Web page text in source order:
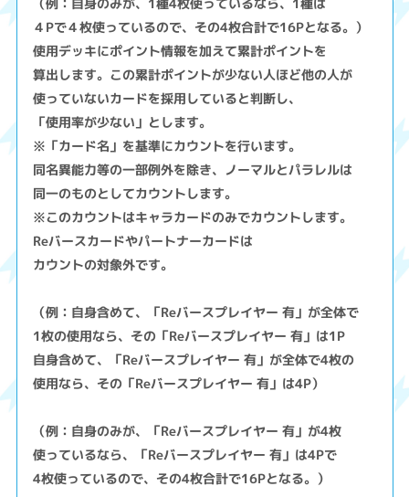
４Pで４枚使っているので、その4枚合計で16Pとなる。）
使用デッキにポイント情報を加えて累計ポイントを
算出します。この累計ポイントが少ない人ほど他の人が
使っていないカードを採用していると判断し、
「使用率が少ない」とします。
※「カード名」を基準にカウントを行います。
同名異能力等の一部例外を除き、ノーマルとパラレルは
同一のものとしてカウントします。
※このカウントはキャラカードのみでカウントします。
Reバースカードやパートナーカードは
カウントの対象外です。
（例：自身含めて、「Reバースプレイヤー 有」が全体で
1枚の使用なら、その「Reバースプレイヤー 有」は1P
自身含めて、「Reバースプレイヤー 有」が全体で4枚の
使用なら、その「Reバースプレイヤー 有」は4P）
（例：自身のみが、「Reバースプレイヤー 有」が4枚
使っているなら、「Reバースプレイヤー 有」は4Pで
4枚使っているので、その4枚合計で16Pとなる。）